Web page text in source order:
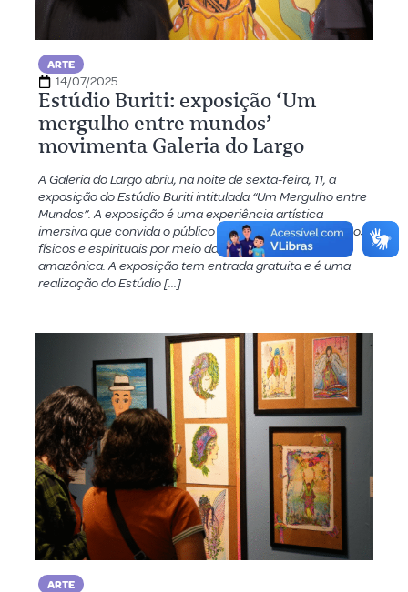
ARTE
14/07/2025
Estúdio Buriti: exposição ‘Um
mergulho entre mundos’
movimenta Galeria do Largo
A Galeria do Largo abriu, na noite de sexta-feira, 11, a
exposição do Estúdio Buriti intitulada “Um Mergulho entre
Mundos”. A exposição é uma experiência artística
imersiva que convida o público a navegar entre universos
físicos e espirituais por meio da arte contemporânea
amazônica. A exposição tem entrada gratuita e é uma
realização do Estúdio […]
ARTE